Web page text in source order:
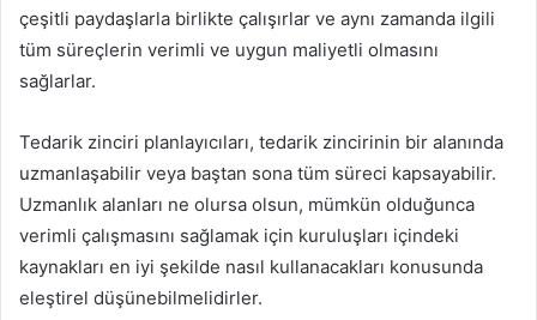
çeşitli paydaşlarla birlikte çalışırlar ve aynı zamanda ilgili
tüm süreçlerin verimli ve uygun maliyetli olmasını
sağlarlar.
Tedarik zinciri planlayıcıları, tedarik zincirinin bir alanında
uzmanlaşabilir veya baştan sona tüm süreci kapsayabilir.
Uzmanlık alanları ne olursa olsun, mümkün olduğunca
verimli çalışmasını sağlamak için kuruluşları içindeki
kaynakları en iyi şekilde nasıl kullanacakları konusunda
eleştirel düşünebilmelidirler.